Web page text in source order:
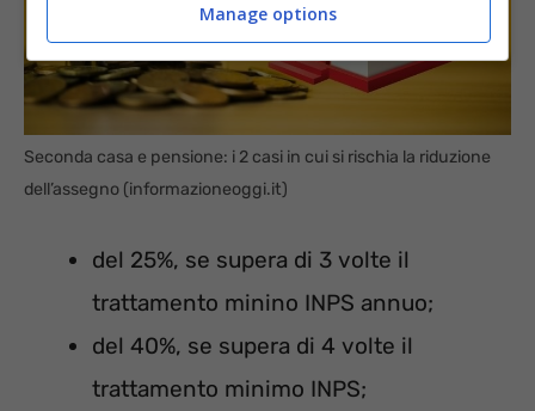
Seconda casa e pensione: i 2 casi in cui si rischia la riduzione
dell’assegno (informazioneoggi.it)
del 25%, se supera di 3 volte il
trattamento minino INPS annuo;
del 40%, se supera di 4 volte il
trattamento minimo INPS;
Manage options